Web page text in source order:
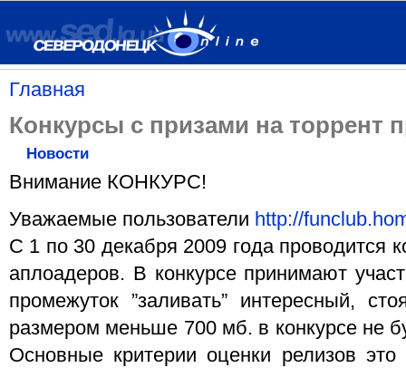
Главная
Конкурсы с призами на торрент
Новости
Внимание КОНКУРС!
Уважаемые пользователи http://
С 1 по 30 декабря 2009 года проводится
аплоадеров. В конкурсе принимают
промежуток ”заливать” интересный,
размером меньше 700 мб. в конкурсе не
Основные критерии оценки релизов